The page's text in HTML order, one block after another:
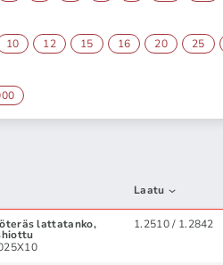
10 12 15 16 20 25
Laatu
lattatanko, 1.2510 / 1.2842